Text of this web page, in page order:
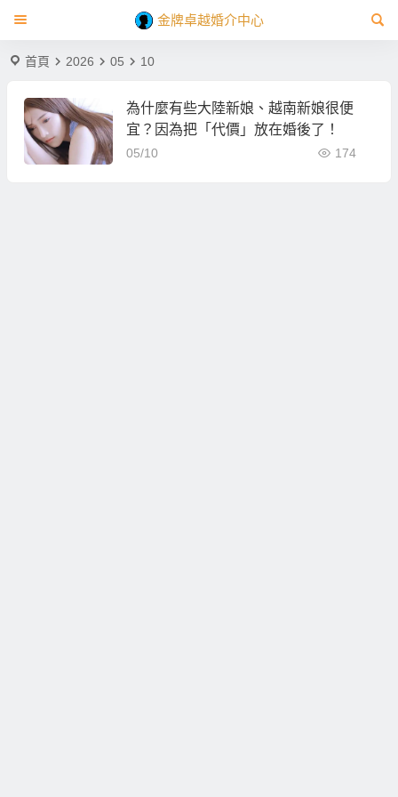
金牌卓越婚介中心
首頁 2026 05 10
為什麼有些大陸新娘、越南新娘很便
宜？因為把「代價」放在婚後了！
05/10 174